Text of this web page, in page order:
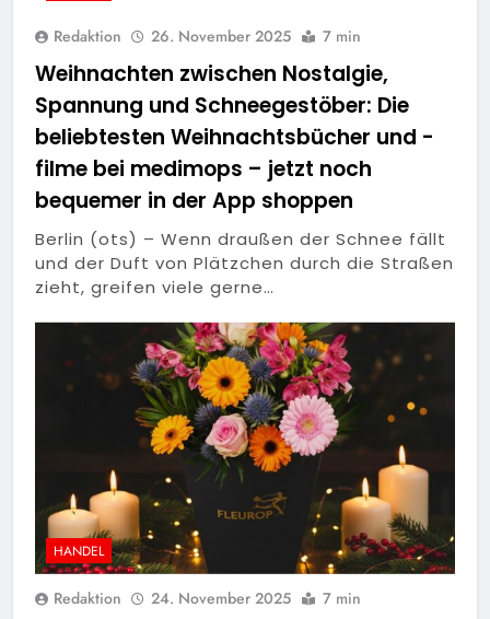
Redaktion 26. November 2025 7 min
Weihnachten zwischen Nostalgie,
Spannung und Schneegestöber: Die
beliebtesten Weihnachtsbücher und -
filme bei medimops – jetzt noch
bequemer in der App shoppen
Berlin (ots) – Wenn draußen der Schnee fällt
und der Duft von Plätzchen durch die Straßen
zieht, greifen viele gerne…
HANDEL
Redaktion 24. November 2025 7 min